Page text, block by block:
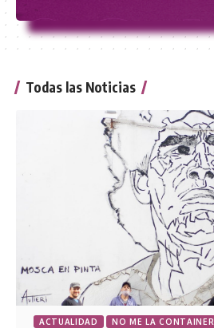
Todas las Noticias
ACTUALIDAD NO ME LA CONTAINER